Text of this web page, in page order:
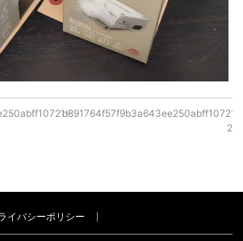
d891764f57f9b3a643ee250abff10721-
2
イバシーポリシー